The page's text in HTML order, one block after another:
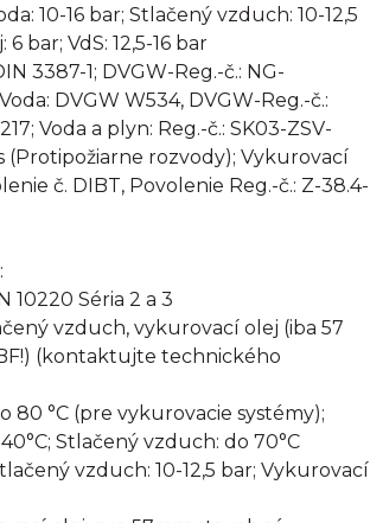
10-16 bar; Stlačený vzduch: 10-12,5
bar; VdS: 12,5-16 bar
3387-1; DVGW-Reg.-č.: NG-
DVGW W534, DVGW-Reg.-č.:
Voda a plyn: Reg.-č.: SK03-ZSV-
(Protipožiarne rozvody); Vykurovací
č. DIBT, Povolenie Reg.-č.: Z-38.4-
10220 Séria 2 a 3
vzduch, vykurovací olej (iba 57
(kontaktujte technického
80 °C (pre vykurovacie systémy);
Stlačený vzduch: do 70°C
vzduch: 10-12,5 bar; Vykurovací